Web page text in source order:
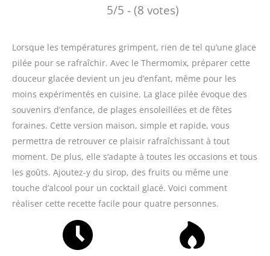
5/5 - (8 votes)
Lorsque les températures grimpent, rien de tel qu’une glace
pilée pour se rafraîchir. Avec le Thermomix, préparer cette
douceur glacée devient un jeu d’enfant, même pour les
moins expérimentés en cuisine. La glace pilée évoque des
souvenirs d’enfance, de plages ensoleillées et de fêtes
foraines. Cette version maison, simple et rapide, vous
permettra de retrouver ce plaisir rafraîchissant à tout
moment. De plus, elle s’adapte à toutes les occasions et tous
les goûts. Ajoutez-y du sirop, des fruits ou même une
touche d’alcool pour un cocktail glacé. Voici comment
réaliser cette recette facile pour quatre personnes.